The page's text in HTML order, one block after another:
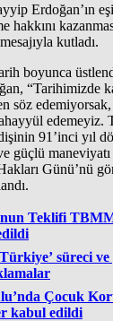
Erdoğan’ın
hakkını
kutladı.
boyunca
“Tarihimizde
söz edemiyorsak,
edemeyiz.
91’inci yıl
güçlü
Günü’nü
Teklifi
süreci
Çocuk
kabul edildi